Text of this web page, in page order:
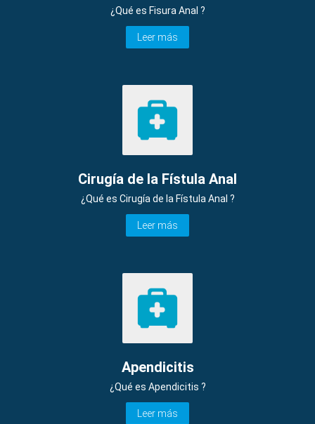
¿Qué es Fisura Anal ?
Leer más
Cirugía de la Fístula Anal
¿Qué es Cirugía de la Fístula Anal ?
Leer más
Apendicitis
¿Qué es Apendicitis ?
Leer más